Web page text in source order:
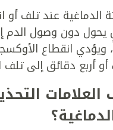
الدماغية عند تلف أو
يحول دون وصول الدم
ويؤدي انقطاع
أو أربع دقائق إلى تلف